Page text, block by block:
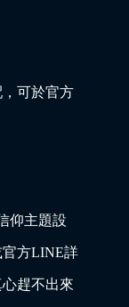
可於官方
仰主題設
方LINE詳
趕不出來